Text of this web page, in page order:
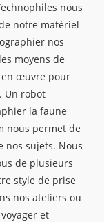
nous
notre matériel
nos
moyens de
œuvre pour
Un robot
la faune
nous permet de
nos sujets. Nous
de plusieurs
style de prise
nos ateliers ou
et